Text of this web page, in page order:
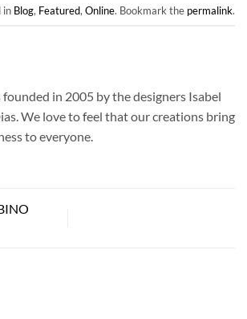
in Blog, Featured, Online. Bookmark the permalink.
in 2005 by the designers Isabel
We love to feel that our creations bring
to everyone.